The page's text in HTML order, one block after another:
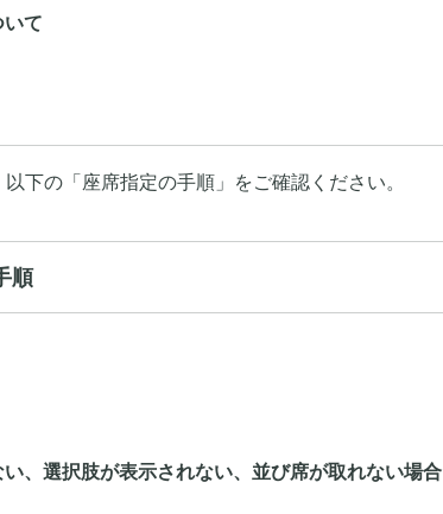
て
下の「座席指定の手順」をご確認ください。
順
、選択肢が表示されない、並び席が取れない場合